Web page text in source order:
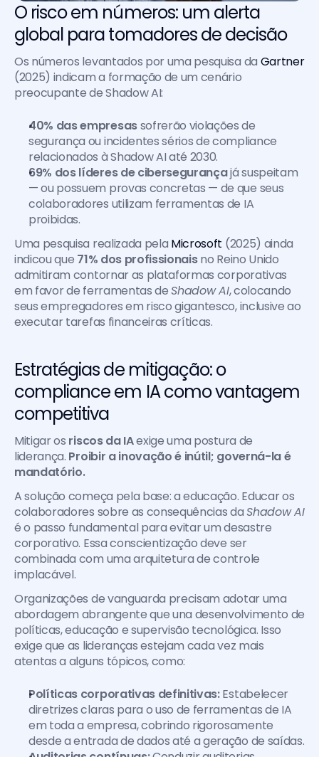
O risco em números: um alerta
global para tomadores de decisão
Os números levantados por uma pesquisa da Gartner
(2025) indicam a formação de um cenário
preocupante de Shadow AI:
40% das empresas sofrerão violações de
segurança ou incidentes sérios de compliance
relacionados à Shadow AI até 2030.
69% dos líderes de cibersegurança já suspeitam
— ou possuem provas concretas — de que seus
colaboradores utilizam ferramentas de IA
proibidas.
Uma pesquisa realizada pela Microsoft (2025) ainda
indicou que 71% dos profissionais no Reino Unido
admitiram contornar as plataformas corporativas
em favor de ferramentas de Shadow AI, colocando
seus empregadores em risco gigantesco, inclusive ao
executar tarefas financeiras críticas.
Estratégias de mitigação: o
compliance em IA como vantagem
competitiva
Mitigar os riscos da IA exige uma postura de
liderança. Proibir a inovação é inútil; governá-la é
mandatório.
A solução começa pela base: a educação. Educar os
colaboradores sobre as consequências da Shadow AI
é o passo fundamental para evitar um desastre
corporativo. Essa conscientização deve ser
combinada com uma arquitetura de controle
implacável.
Organizações de vanguarda precisam adotar uma
abordagem abrangente que una desenvolvimento de
políticas, educação e supervisão tecnológica. Isso
exige que as lideranças estejam cada vez mais
atentas a alguns tópicos, como:
Políticas corporativas definitivas: Estabelecer
diretrizes claras para o uso de ferramentas de IA
em toda a empresa, cobrindo rigorosamente
desde a entrada de dados até a geração de saídas.